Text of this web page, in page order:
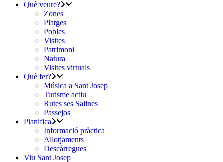
Què veure?
Zones
Platges
Pobles
Visites
Patrimoni
Natura
Visites virtuals
Què fer?
Música a Sant Josep
Turisme actiu
Rutes ses Salines
Passejos
Planifica
Informació pràctica
Allotjaments
Descàrregues
Viu Sant Josep